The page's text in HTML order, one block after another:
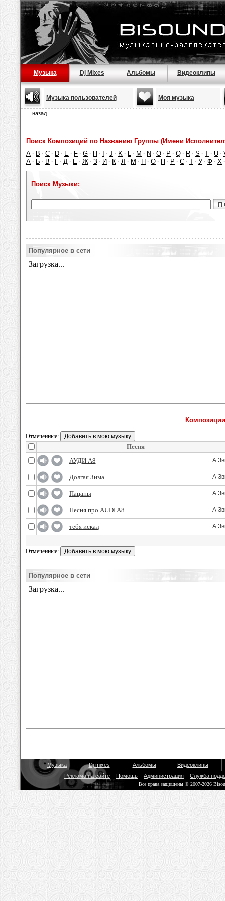
Музыка Dj Mixes Альбомы Видеоклипы
Музыка пользователей Моя музыка
назад
Поиск Композиций по Названию Группы (Имени
A · B · C · D · E · F · G · H · · J · K · L · M · N · O · P · Q · R · S · T · U ·
А · Б · В · Г · Д · Е · Ж · З · И · К · Л · М · Н · О · П · Р · С · Т · У · Ф · Х
Поиск Музыки:
Популярное в сети
Отмеченные:
Песня
АУДИ А8
А
Долгая Зима А
Пацаны А
Песня про AUDI A8 А
тебя искал А
Отмеченные:
Популярное в сети
Музыка Dj mixes Альбомы
Видеоклипы
Реклама на сайте
Помощь Администрация Служба
Все права защищены © 2007-2026